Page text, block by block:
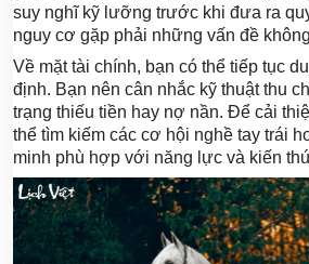
suy nghĩ kỹ lưỡng trước khi đưa ra
nguy cơ gặp phải những vấn đề
Về mặt tài chính, bạn có thể tiếp tục
định. Bạn nên cân nhắc kỹ thuật thu
trạng thiếu tiền hay nợ nần. Để cải
thể tìm kiếm các cơ hội nghề tay trái
minh phù hợp với năng lực và kiến